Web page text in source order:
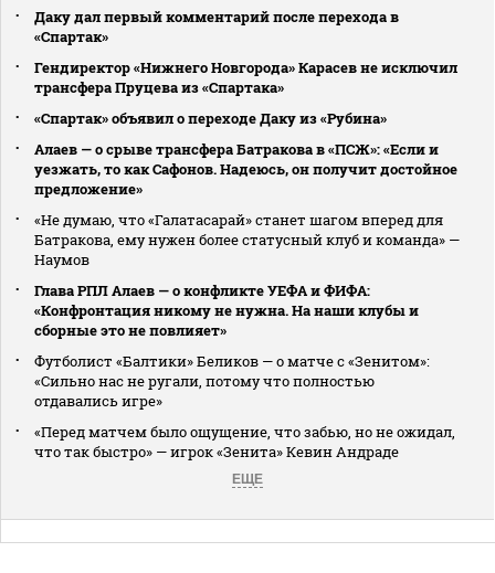
Даку дал первый комментарий после перехода в
«Спартак»
Гендиректор «Нижнего Новгорода» Карасев не исключил
трансфера Пруцева из «Спартака»
«Спартак» объявил о переходе Даку из «Рубина»
Алаев — о срыве трансфера Батракова в «ПСЖ»: «Если и
уезжать, то как Сафонов. Надеюсь, он получит достойное
предложение»
«Не думаю, что «Галатасарай» станет шагом вперед для
Батракова, ему нужен более статусный клуб и команда» —
Наумов
Глава РПЛ Алаев — о конфликте УЕФА и ФИФА:
«Конфронтация никому не нужна. На наши клубы и
сборные это не повлияет»
Футболист «Балтики» Беликов — о матче с «Зенитом»:
«Сильно нас не ругали, потому что полностью
отдавались игре»
«Перед матчем было ощущение, что забью, но не ожидал,
что так быстро» — игрок «Зенита» Кевин Андраде
ЕЩЕ